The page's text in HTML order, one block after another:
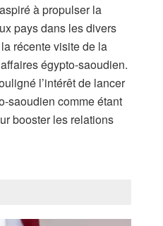
à propulser la
pays dans les divers
récente visite de la
égypto-saoudien.
l’intérêt de lancer
saoudien comme étant
booster les relations